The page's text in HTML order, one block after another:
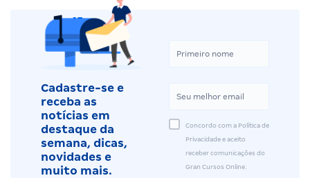
Cadastre-se e
receba as
notícias em
destaque da
semana, dicas,
novidades e
muito mais.
Concordo com a Política de
Privacidade e aceito
receber comunicações do
Gran Cursos Online.